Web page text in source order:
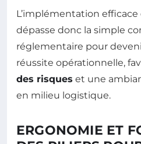
L’implémentation
dépasse donc la simple
réglementaire pour
réussite opérationnelle,
des risques et une
en milieu logistique.
ERGONOMIE ET